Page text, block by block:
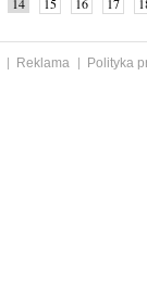
Reklama
Polityka